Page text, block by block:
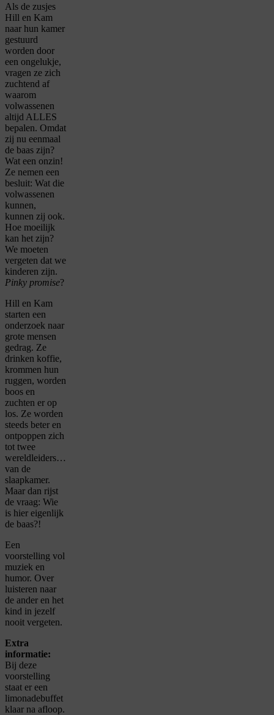
Als de zusjes
Hill en Kam
naar hun kamer
gestuurd
worden door
een ongelukje,
vragen ze zich
zuchtend af
waarom
volwassenen
altijd ALLES
bepalen. Omdat
zij nu eenmaal
de baas zijn?
Wat een onzin!
Ze nemen een
besluit: Wat die
volwassenen
kunnen,
kunnen zij ook.
Hoe moeilijk
kan het zijn?
We moeten
vergeten dat we
kinderen zijn.
Pinky promise?
Hill en Kam
starten een
onderzoek naar
grote mensen
gedrag. Ze
drinken koffie,
krommen hun
ruggen, worden
boos en
zuchten er op
los. Ze worden
steeds beter en
ontpoppen zich
tot twee
wereldleiders…
van de
slaapkamer.
Maar dan rijst
de vraag: Wie
is hier eigenlijk
de baas?!
Een
voorstelling vol
muziek en
humor. Over
luisteren naar
de ander en het
kind in jezelf
nooit vergeten.
Extra
informatie:
Bij deze
voorstelling
staat er een
limonadebuffet
klaar na afloop.